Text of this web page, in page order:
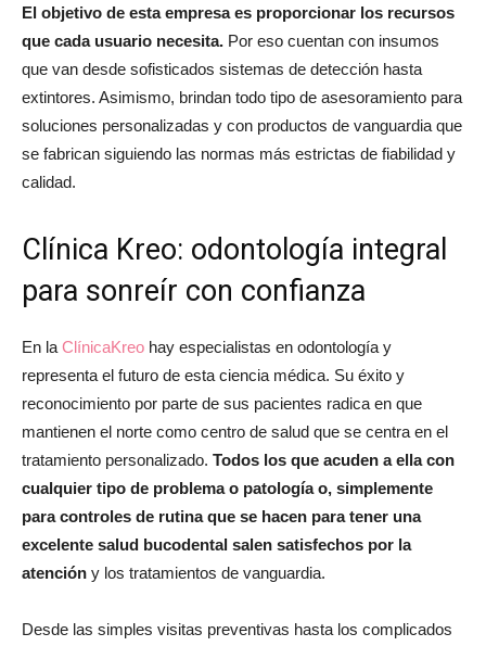
El objetivo de esta empresa es proporcionar los recursos
que cada usuario necesita. Por eso cuentan con insumos
que van desde sofisticados sistemas de detección hasta
extintores. Asimismo, brindan todo tipo de asesoramiento para
soluciones personalizadas y con productos de vanguardia que
se fabrican siguiendo las normas más estrictas de fiabilidad y
calidad.
Clínica Kreo: odontología integral
para sonreír con confianza
En la ClínicaKreo hay especialistas en odontología y
representa el futuro de esta ciencia médica. Su éxito y
reconocimiento por parte de sus pacientes radica en que
mantienen el norte como centro de salud que se centra en el
tratamiento personalizado. Todos los que acuden a ella con
cualquier tipo de problema o patología o, simplemente
para controles de rutina que se hacen para tener una
excelente salud bucodental salen satisfechos por la
atención y los tratamientos de vanguardia.
Desde las simples visitas preventivas hasta los complicados